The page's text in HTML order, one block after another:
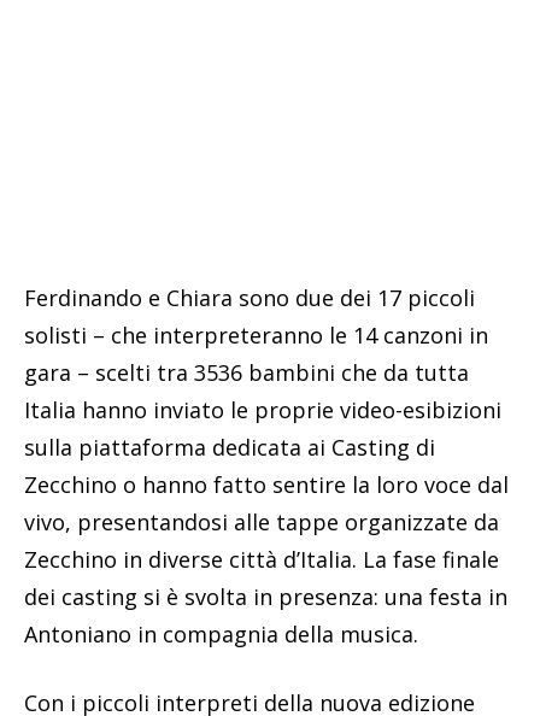
Ferdinando e Chiara sono due dei 17 piccoli
solisti – che interpreteranno le 14 canzoni in
gara – scelti tra 3536 bambini che da tutta
Italia hanno inviato le proprie video-esibizioni
sulla piattaforma dedicata ai Casting di
Zecchino o hanno fatto sentire la loro voce dal
vivo, presentandosi alle tappe organizzate da
Zecchino in diverse città d’Italia. La fase finale
dei casting si è svolta in presenza: una festa in
Antoniano in compagnia della musica.
Con i piccoli interpreti della nuova edizione